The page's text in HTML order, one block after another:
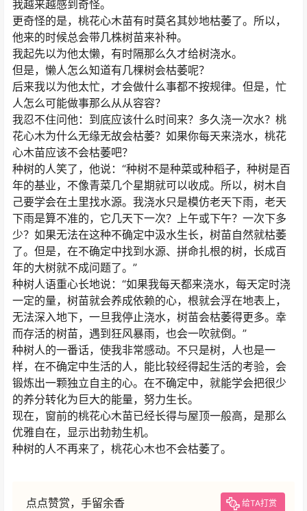
我越来越感到奇怪。
更奇怪的是，桃花心木苗有时莫名其妙地枯萎了。所以，
他来的时候总会带几株树苗来补种。
我起先以为他太懒，有时隔那么久才给树浇水。
但是，懒人怎么知道有几棵树会枯萎呢？
后来我以为他太忙，才会做什么事都不按规律。但是，忙
人怎么可能做事那么从从容容？
我忍不住问他：到底应该什么时间来？多久浇一次水？桃
花心木为什么无缘无故会枯萎？如果你每天来浇水，桃花
心木苗应该不会枯萎吧？
种树的人笑了，他说：“种树不是种菜或种稻子，种树是百
年的基业，不像青菜几个星期就可以收成。所以，树木自
己要学会在土里找水源。我浇水只是模仿老天下雨，老天
下雨是算不准的，它几天下一次？上午或下午？一次下多
少？如果无法在这种不确定中汲水生长，树苗自然就枯萎
了。但是，在不确定中找到水源、拼命扎根的树，长成百
年的大树就不成问题了。”
种树人语重心长地说：“如果我每天都来浇水，每天定时浇
一定的量，树苗就会养成依赖的心，根就会浮在地表上，
无法深入地下，一旦我停止浇水，树苗会枯萎得更多。幸
而存活的树苗，遇到狂风暴雨，也会一吹就倒。”
种树人的一番话，使我非常感动。不只是树，人也是一
样，在不确定中生活的人，能比较经得起生活的考验，会
锻炼出一颗独立自主的心。在不确定中，就能学会把很少
的养分转化为巨大的能量，努力生长。
现在，窗前的桃花心木苗已经长得与屋顶一般高，是那么
优雅自在，显示出勃勃生机。
种树的人不再来了，桃花心木也不会枯萎了。
点点赞赏，手留余香 给TA打赏